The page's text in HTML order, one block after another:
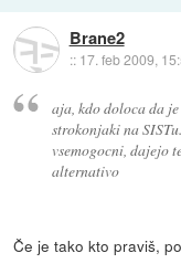
Brane2
:: 17. feb 2009,
aja, kdo doloca da
strokonjaki na
vsemogocni, dajejo
alternativo
Če je tako kto praviš,